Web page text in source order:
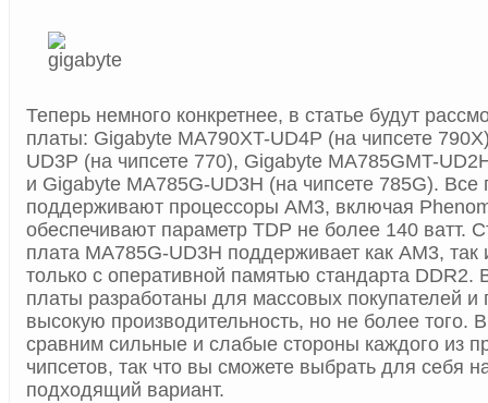
Теперь немного конкретнее, в статье будут
платы: Gigabyte MA790XT-UD4P (на чипсете
UD3P (на чипсете 770), Gigabyte MA785GMT-
и Gigabyte MA785G-UD3H (на чипсете 785G). Все
поддерживают процессоры AM3, включая
обеспечивают параметр TDP не более 140 ватт.
плата MA785G-UD3H поддерживает как AM3, так
только с оперативной памятью стандарта DDR2.
платы разработаны для массовых покупателей и
высокую производительность, но не более того.
сравним сильные и слабые стороны каждого из
чипсетов, так что вы сможете выбрать для себя
подходящий вариант.